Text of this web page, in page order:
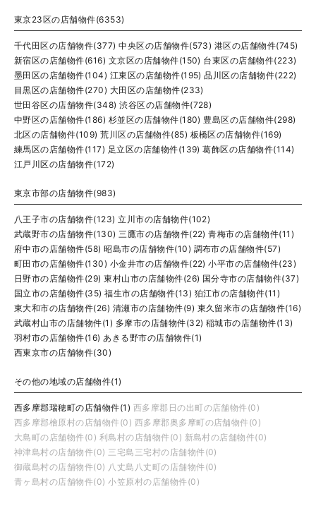
東京23区の店舗物件(6353)
千代田区の店舗物件(377) 中央区の店舗物件(573) 港区の店舗物件(745)
新宿区の店舗物件(616) 文京区の店舗物件(150) 台東区の店舗物件(223)
墨田区の店舗物件(104) 江東区の店舗物件(195) 品川区の店舗物件(222)
目黒区の店舗物件(270) 大田区の店舗物件(233)
世田谷区の店舗物件(348) 渋谷区の店舗物件(728)
中野区の店舗物件(186) 杉並区の店舗物件(180) 豊島区の店舗物件(298)
北区の店舗物件(109) 荒川区の店舗物件(85) 板橋区の店舗物件(169)
練馬区の店舗物件(117) 足立区の店舗物件(139) 葛飾区の店舗物件(114)
江戸川区の店舗物件(172)
東京市部の店舗物件(983)
八王子市の店舗物件(123) 立川市の店舗物件(102)
武蔵野市の店舗物件(130) 三鷹市の店舗物件(22) 青梅市の店舗物件(11)
府中市の店舗物件(58) 昭島市の店舗物件(10) 調布市の店舗物件(57)
町田市の店舗物件(130) 小金井市の店舗物件(22) 小平市の店舗物件(23)
日野市の店舗物件(29) 東村山市の店舗物件(26) 国分寺市の店舗物件(37)
国立市の店舗物件(35) 福生市の店舗物件(13) 狛江市の店舗物件(11)
東大和市の店舗物件(26) 清瀬市の店舗物件(9) 東久留米市の店舗物件(16)
武蔵村山市の店舗物件(1) 多摩市の店舗物件(32) 稲城市の店舗物件(13)
羽村市の店舗物件(16) あきる野市の店舗物件(1)
西東京市の店舗物件(30)
その他の地域の店舗物件(1)
西多摩郡瑞穂町の店舗物件(1) 西多摩郡日の出町の店舗物件(0)
西多摩郡檜原村の店舗物件(0) 西多摩郡奥多摩町の店舗物件(0)
大島町の店舗物件(0) 利島村の店舗物件(0) 新島村の店舗物件(0)
神津島村の店舗物件(0) 三宅島三宅村の店舗物件(0)
御蔵島村の店舗物件(0) 八丈島八丈町の店舗物件(0)
青ヶ島村の店舗物件(0) 小笠原村の店舗物件(0)